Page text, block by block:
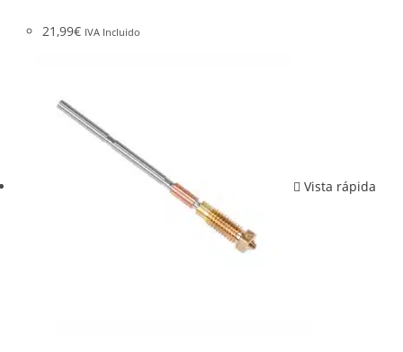
21,99€ IVA Incluido
Vista rápida